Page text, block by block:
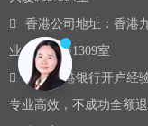
香港公司地址：香港
业大厦13楼1309室
10年香港银行开户经
专业高效，不成功全额